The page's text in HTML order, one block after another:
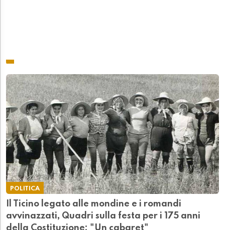
POLITICA
Il Ticino legato alle mondine e i romandi
avvinazzati, Quadri sulla festa per i 175 anni
della Costituzione: "Un cabaret"